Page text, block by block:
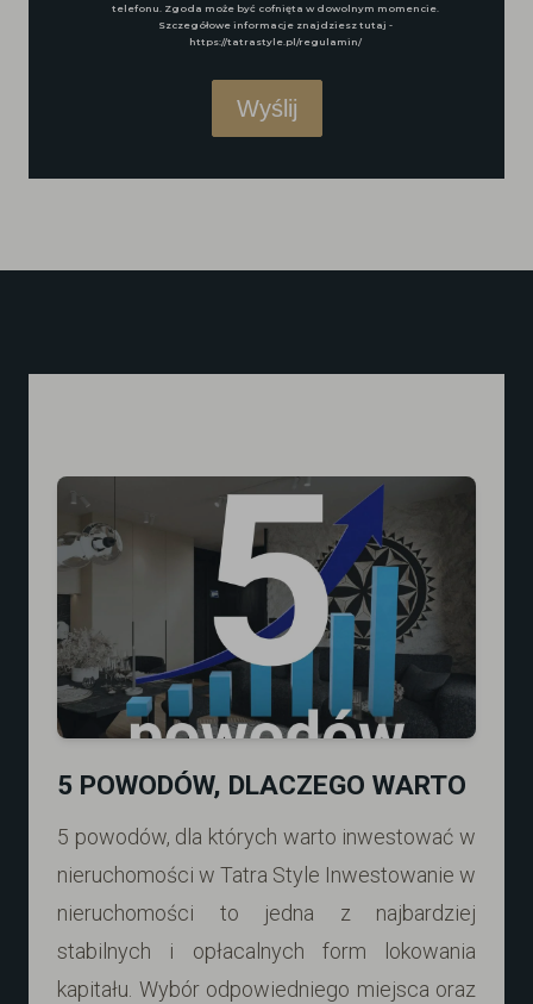
telefonu. Zgoda może być cofnięta w dowolnym momencie.
Szczegółowe informacje znajdziesz tutaj -
https://tatrastyle.pl/regulamin/
Wyślij
5 POWODÓW, DLACZEGO WARTO
5 powodów, dla których warto inwestować w
nieruchomości w Tatra Style Inwestowanie w
nieruchomości to jedna z najbardziej
stabilnych i opłacalnych form lokowania
kapitału. Wybór odpowiedniego miejsca oraz